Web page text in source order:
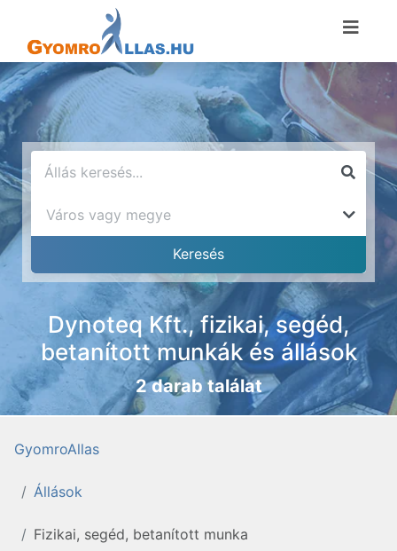
Dynoteq Kft., fizikai, segéd,
betanított munkák és állások
2 darab találat
GyomroAllas
Állások
Fizikai, segéd, betanított munka